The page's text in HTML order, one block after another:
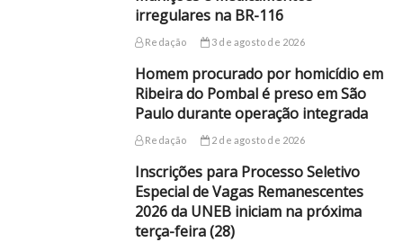
irregulares na BR-116
Redação 3 de agosto de 2026
Homem procurado por homicídio em
Ribeira do Pombal é preso em São
Paulo durante operação integrada
Redação 2 de agosto de 2026
Inscrições para Processo Seletivo
Especial de Vagas Remanescentes
2026 da UNEB iniciam na próxima
terça-feira (28)